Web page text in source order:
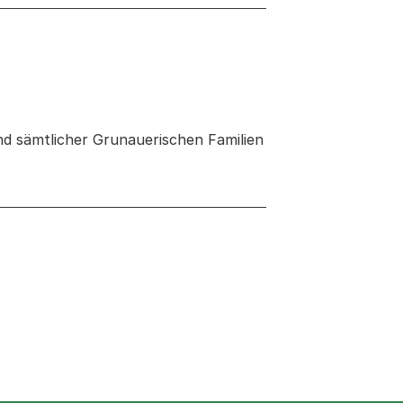
sämtlicher Grunauerischen Familien